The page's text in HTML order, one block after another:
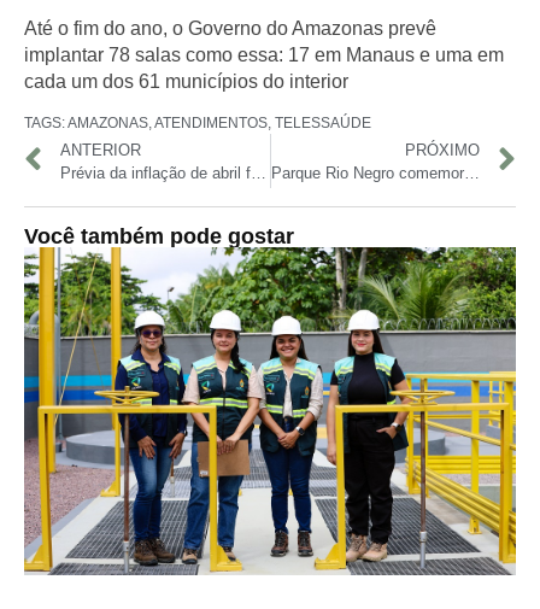
Até o fim do ano, o Governo do Amazonas prevê
implantar 78 salas como essa: 17 em Manaus e uma em
cada um dos 61 municípios do interior
TAGS:AMAZONAS,ATENDIMENTOS, TELESSAÚDE
ANTERIOR
PRÓXIMO
Parque Rio Negro comemora 10 anos com programação cultural e incentivo ao empreendedorismo feminino
Você também pode gostar